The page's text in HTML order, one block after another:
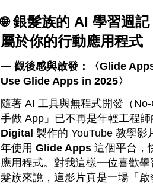
🌐銀髮族的 AI 學習週
屬於你的行動應用程式
— 觀後感與啟發：〈Glide
Use Glide Apps in 2025〉
隨著 AI 工具與無程式開發（
手做 App」已不再是年輕工程
Digital 製作的 YouTube 教學
年使用 Glide Apps 這個平台，
應用程式。對我這樣一位喜歡
髮族來說，這影片真是一場「啟